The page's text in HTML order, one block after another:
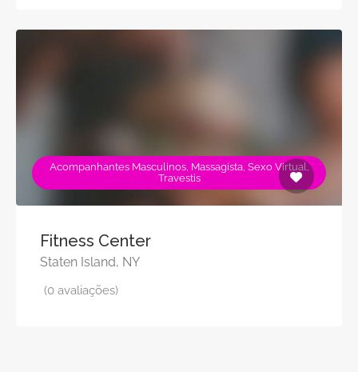
Acompanhantes Masculinos, Massagista, Sexo Virtual,
Travestis
Fitness Center
Staten Island, NY
(0 avaliações)